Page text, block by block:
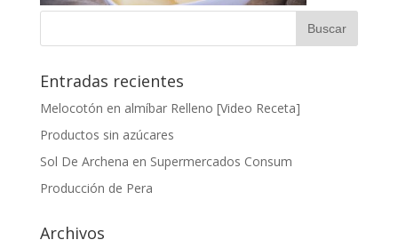
Entradas recientes
Melocotón en almíbar Relleno [Video Receta]
Productos sin azúcares
Sol De Archena en Supermercados Consum
Producción de Pera
Archivos